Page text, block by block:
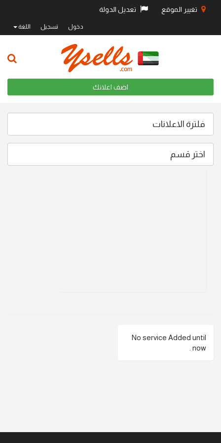
تغيير الموقع تعديل الدولة
دخول تسجيل اللغة
اضف اعلانك
فلترة الاعلانات
اختر قسم
No service Added until
now .